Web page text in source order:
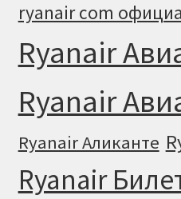
ryanair com
Ryanair
Ryanair
Ryanair Аликанте
Ryanair